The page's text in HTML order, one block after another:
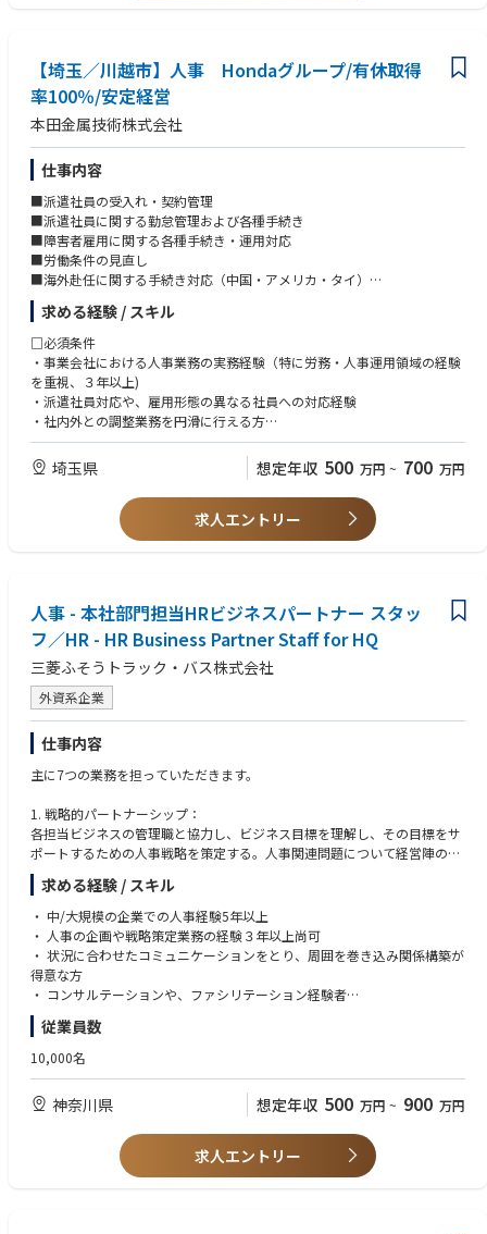
【埼玉／川越市】人事 Hondaグループ/有休取得
率100％/安定経営
本田金属技術株式会社
仕事内容
■派遣社員の受入れ・契約管理
■派遣社員に関する勤怠管理および各種手続き
■障害者雇用に関する各種手続き・運用対応
■労働条件の見直し
■海外赴任に関する手続き対応（中国・アメリカ・タイ）
■教育研修の事務局業務
■新卒採用または中途採用の運営サポート
■会社説明会の企画・開催
■インターンシップ対応
■学校訪問等の採用広報活動
■応募者対応、日程調整、社内調整 等
きます。
求める経験 / スキル
□必須条件
・事業会社における人事業務の実務経験（特に労務・人事運用領域の経験
を重視、３年以上)
・派遣社員対応や、雇用形態の異なる社員への対応経験
・社内外との調整業務を円滑に行える方
・基本的なPCスキル（Excel、PowerPoint、メール等）
・普通自動車運転免許（AT限定可）
・人事管理システムを用いた業務経験（派遣社員の管理や、入退社管理
・海外赴任・駐在に関する手続き経験
・新卒または中途採用の主担当／準主担当経験
埼玉県 想定年収 500 万円 ~ 700 万円
求人エントリー
人事 - 本社部門担当HRビジネスパートナー スタッ
フ／HR - HR Business Partner Staff for HQ
三菱ふそうトラック・バス株式会社
外資系企業
仕事内容
主に7つの業務を担っていただきます。
1. 戦略的パートナーシップ：
各担当ビジネスの管理職と協力し、ビジネス目標を理解し、その目標をサ
ポートするための人事戦略を策定する。人事関連問題について経営陣の信
頼できるアドバイザーとして、専門的なアドバイスやコーチングを提供す
る。
2. タレントマネジメント
優秀な人材を獲得・維持するための人材獲得戦略を策定・実施する。強力
なリーダーシップパイプラインを確保するため、タレントレビューと後継
者計画プロセスを促進する。そして、業績管理、キャリア開発、研修イニ
3. 従業員関係：
複雑な従業員関係の問題を管理・解決し、必要に応じて徹底的かつ客観的
な調査を行う。会社の価値観に沿った前向きな職場環境と企業文化を推進
する。懲戒処分や解雇に関する指導とサポートを行う。
業績評価プロセスを監督し、一貫性と公平性を確保する。マネージャーと
求める経験 / スキル
・ 中/大規模の企業での人事経験5年以上
・ 人事の企画や戦略策定業務の経験３年以上尚可
・ 状況に合わせたコミュニケーションをとり、周囲を巻き込み関係構築が
得意な方
・ コンサルテーションや、ファシリテーション経験者
・ チェンジマネジメントプロジェクト経験者歓迎
・ 様々な国籍や背景を持った方や環境に適応し効率的に働ける方
・ 人事業務において誠実的かつ倫理的な行動を示せる方
従業員数
10,000名
神奈川県 想定年収 500 万円 ~ 900 万円
求人エントリー